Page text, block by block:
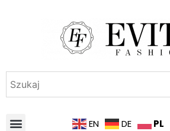
EN DE PL